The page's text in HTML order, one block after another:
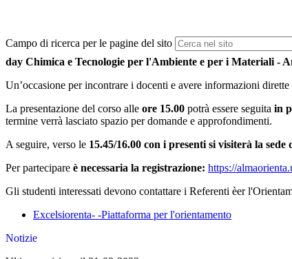
Campo di ricerca per le pagine del sito
day Chimica e Tecnologie per l'Ambiente e per i Materiali -
Un’occasione per incontrare i docenti e avere informazioni
La presentazione del corso alle ore 15.00 potrà essere seguita in
termine verrà lasciato spazio per domande e approfondimenti.
A seguire, verso le 15.45/16.00 con i presenti si visiterà la
Per partecipare è necessaria la registrazione: https://
Gli studenti interessati devono contattare i Referenti èer
Excelsiorenta- -Piattaforma per l'orientamento
Notizie